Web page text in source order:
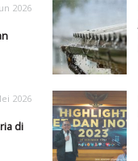
2026
2026
di